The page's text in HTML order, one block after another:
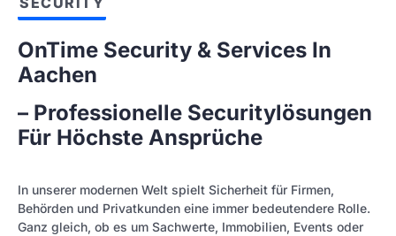
OnTime Security & Services In
Aachen
– Professionelle Securitylösungen
Für Höchste Ansprüche
In unserer modernen Welt spielt Sicherheit für Firmen,
Behörden und Privatkunden eine immer bedeutendere Rolle.
Ganz gleich, ob es um Sachwerte, Immobilien, Events oder